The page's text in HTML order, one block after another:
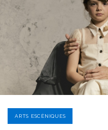
ARTS ESCÈNIQUES